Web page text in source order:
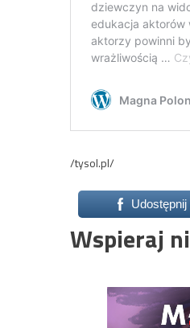
/tysol.pl/
Udostępnij
Wspieraj